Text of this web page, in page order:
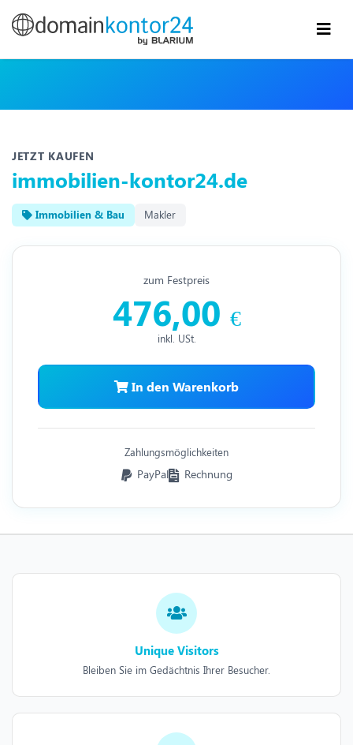
JETZT KAUFEN
immobilien-kontor24.de
Immobilien & Bau Makler
zum Festpreis
476,00 €
inkl. USt.
In den Warenkorb
Zahlungsmöglichkeiten
PayPal Rechnung
Unique Visitors
Bleiben Sie im Gedächtnis Ihrer Besucher.